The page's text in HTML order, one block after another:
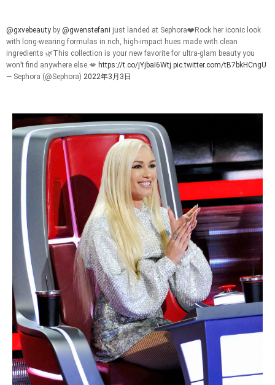
@gxvebeauty by @gwenstefani just landed at Sephora❤️️Rock her iconic look
with long-wearing formulas in rich, high-impact hues made with clean
ingredients 🌿This collection is your new favorite for ultra-glam beauty you
won’t find anywhere else 💋 https://t.co/jYjbaI6Wtj pic.twitter.com/tB7bkHCngU
— Sephora (@Sephora) 2022年3月3日